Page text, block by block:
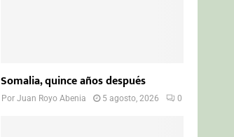
Somalia, quince años después
PorJuan Royo Abenia 5 agosto, 2026 0